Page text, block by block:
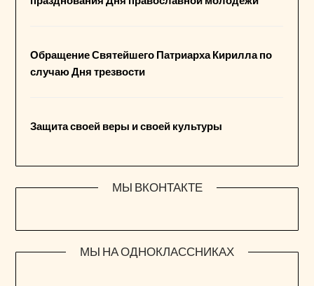
Обращение Святейшего Патриарха Кирилла по
случаю Дня трезвости
Защита своей веры и своей культуры
МЫ ВКОНТАКТЕ
МЫ НА ОДНОКЛАССНИКАХ